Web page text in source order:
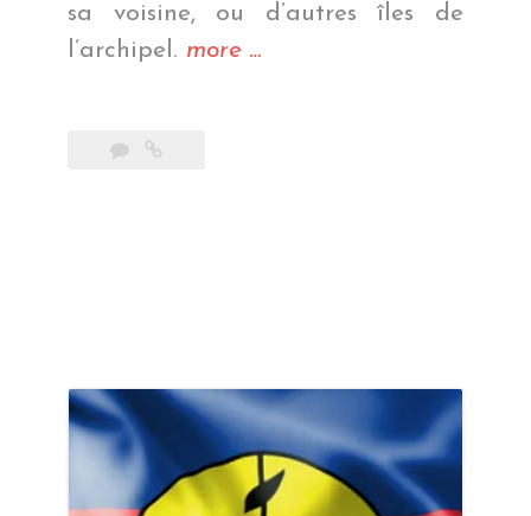
sa voisine, ou d’autres îles de
l’archipel. more « Au
…